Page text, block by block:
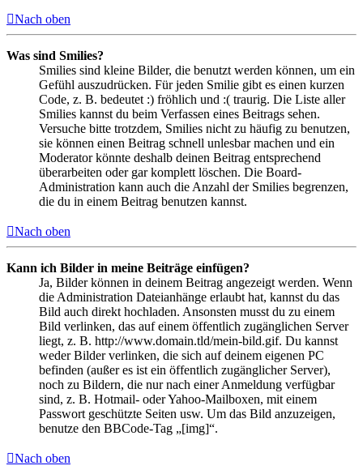
Nach oben
Was sind Smilies?
Smilies sind kleine Bilder, die benutzt werden können, um ein
Gefühl auszudrücken. Für jeden Smilie gibt es einen kurzen
Code, z. B. bedeutet :) fröhlich und :( traurig. Die Liste aller
Smilies kannst du beim Verfassen eines Beitrags sehen.
Versuche bitte trotzdem, Smilies nicht zu häufig zu benutzen,
sie können einen Beitrag schnell unlesbar machen und ein
Moderator könnte deshalb deinen Beitrag entsprechend
überarbeiten oder gar komplett löschen. Die Board-
Administration kann auch die Anzahl der Smilies begrenzen,
die du in einem Beitrag benutzen kannst.
Nach oben
Kann ich Bilder in meine Beiträge einfügen?
Ja, Bilder können in deinem Beitrag angezeigt werden. Wenn
die Administration Dateianhänge erlaubt hat, kannst du das
Bild auch direkt hochladen. Ansonsten musst du zu einem
Bild verlinken, das auf einem öffentlich zugänglichen Server
liegt, z. B. http://www.domain.tld/mein-bild.gif. Du kannst
weder Bilder verlinken, die sich auf deinem eigenen PC
befinden (außer es ist ein öffentlich zugänglicher Server),
noch zu Bildern, die nur nach einer Anmeldung verfügbar
sind, z. B. Hotmail- oder Yahoo-Mailboxen, mit einem
Passwort geschützte Seiten usw. Um das Bild anzuzeigen,
benutze den BBCode-Tag „[img]“.
Nach oben